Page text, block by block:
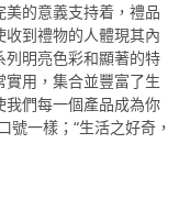
的意義支持着，禮品
到禮物的人體現其內
明亮色彩和顯著的特
用，集合並豐富了生
們每一個產品成為你
號一樣；“生活之好奇，